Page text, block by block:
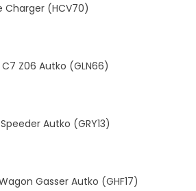
Charger (HCV70)
Z06 Autko (GLN66)
Autko (GRY13)
Gasser Autko (GHF17)